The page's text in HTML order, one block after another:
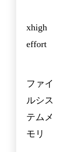
xhigh
effort
ファイ
ルシス
テムメ
モリ